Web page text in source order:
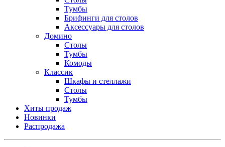
Тумбы
Брифинги для столов
Аксессуары для столов
Домино
Столы
Тумбы
Комоды
Классик
Шкафы и стеллажи
Столы
Тумбы
Хиты продаж
Новинки
Распродажа